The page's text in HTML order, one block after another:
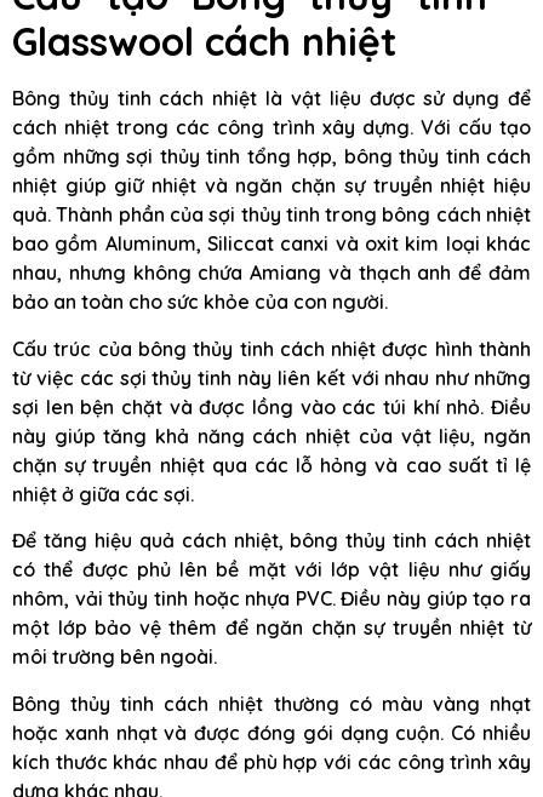
Glasswool cách nhiệt
Bông thủy tinh cách nhiệt là vật liệu được sử dụng để
cách nhiệt trong các công trình xây dựng. Với cấu tạo
gồm những sợi thủy tinh tổng hợp, bông thủy tinh cách
nhiệt giúp giữ nhiệt và ngăn chặn sự truyền nhiệt hiệu
quả. Thành phần của sợi thủy tinh trong bông cách nhiệt
bao gồm Aluminum, Siliccat canxi và oxit kim loại khác
nhau, nhưng không chứa Amiang và thạch anh để đảm
bảo an toàn cho sức khỏe của con người.
Cấu trúc của bông thủy tinh cách nhiệt được hình thành
từ việc các sợi thủy tinh này liên kết với nhau như những
sợi len bện chặt và được lồng vào các túi khí nhỏ. Điều
này giúp tăng khả năng cách nhiệt của vật liệu, ngăn
chặn sự truyền nhiệt qua các lỗ hỏng và cao suất tỉ lệ
nhiệt ở giữa các sợi.
Để tăng hiệu quả cách nhiệt, bông thủy tinh cách nhiệt
có thể được phủ lên bề mặt với lớp vật liệu như giấy
nhôm, vải thủy tinh hoặc nhựa PVC. Điều này giúp tạo ra
một lớp bảo vệ thêm để ngăn chặn sự truyền nhiệt từ
môi trường bên ngoài.
Bông thủy tinh cách nhiệt thường có màu vàng nhạt
hoặc xanh nhạt và được đóng gói dạng cuộn. Có nhiều
kích thước khác nhau để phù hợp với các công trình xây
dựng khác nhau.